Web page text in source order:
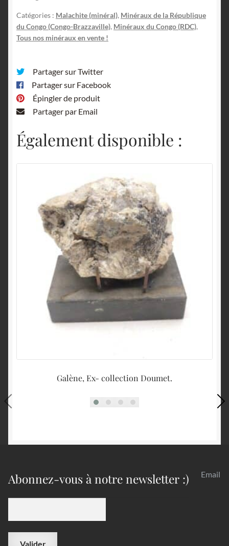
Catégories : Malachite (minéral), Minéraux de la République
du Congo (Congo-Brazzaville), Minéraux du Congo (RDC),
Tous nos minéraux en vente !
Partager sur Twitter
Partager sur Facebook
Épingler de produit
Partager par Email
Également disponible :
Galène, Ex- collection Doumet.
Abonnez-vous à notre newsletter :) Email